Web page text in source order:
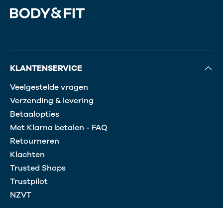
KLANTENSERVICE
Veelgestelde vragen
Verzending & levering
Betaalopties
Met Klarna betalen - FAQ
Retourneren
Klachten
Trusted Shops
Trustpilot
NZVT